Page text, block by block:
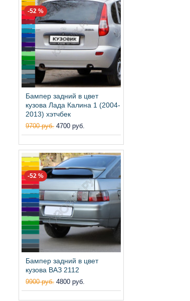
-52 %
Бампер задний в цвет
кузова Лада Калина 1 (2004-
2013) хэтчбек
9700 руб. 4700 руб.
-52 %
Бампер задний в цвет
кузова ВАЗ 2112
9900 руб. 4800 руб.